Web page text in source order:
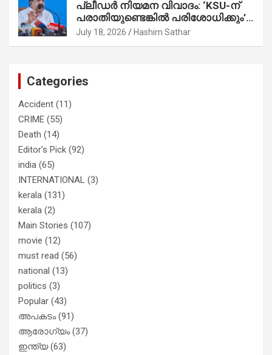
സാബുവിന്റേത് വ്യക്തിപരമായ
നേട്ടത്തിനുള്ള പാര്‍ട്ടി; ഇപ്പോള്‍
ഫോണ്‍ വിളിച്ചാല്‍ എടുക്കില്ല;
തിരഞ്ഞെടുപ്പിലെ ദുരനുഭവങ്ങള്‍
പ്ലീഡർ നിയമന വിവാദം: ‘KSU-ന്
പരാതിയുണ്ടെങ്കിൽ പരിശോധിക്കും’;
രമേശ് ചെന്നിത്തല
July 18, 2026 Hashim Sathar
Categories
Accident (11)
CRIME (55)
Death (14)
Editor's Pick (92)
india (65)
INTERNATIONAL (3)
kerala (131)
kerala (2)
Main Stories (107)
movie (12)
must read (56)
national (13)
politics (3)
Popular (43)
അപകടം(91)
ആരോഗ്യം(37)
ഇന്ത്യ(63)